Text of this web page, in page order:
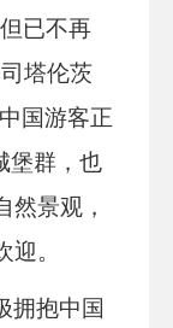
已不再
塔伦茨
国游客正
堡群，也
然景观，
。
拥抱中国